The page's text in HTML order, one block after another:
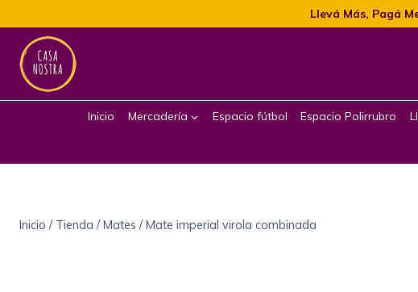
Llevá Más, Pagá
Inicio Mercadería Espacio fútbol Espacio Polirrubro
Inicio / Tienda / Mates / Mate imperial virola combinada